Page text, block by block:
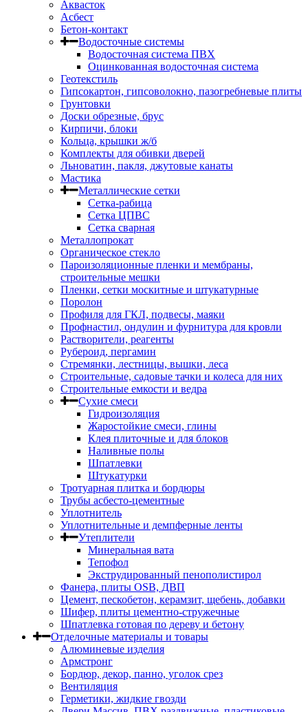
Аквасток
Асбест
Бетон-контакт
Водосточные системы
Водосточная система ПВХ
Оцинкованная водосточная система
Геотекстиль
Гипсокартон, гипсоволокно, пазогребневые плиты
Грунтовки
Доски обрезные, брус
Кирпичи, блоки
Кольца, крышки ж/б
Комплекты для обивки дверей
Льноватин, пакля, джутовые канаты
Мастика
Металлические сетки
Сетка-рабица
Сетка ЦПВС
Сетка сварная
Металлопрокат
Органическое стекло
Пароизоляционные пленки и мембраны,
строительные мешки
Пленки, сетки москитные и штукатурные
Поролон
Профиля для ГКЛ, подвесы, маяки
Профнастил, ондулин и фурнитура для кровли
Растворители, реагенты
Рубероид, пергамин
Стремянки, лестницы, вышки, леса
Строительные, садовые тачки и колеса для них
Строительные емкости и ведра
Сухие смеси
Гидроизоляция
Жаростойкие смеси, глины
Клея плиточные и для блоков
Наливные полы
Шпатлевки
Штукатурки
Тротуарная плитка и бордюры
Трубы асбесто-цементные
Уплотнитель
Уплотнительные и демпферные ленты
Утеплители
Минеральная вата
Тепофол
Экструдированный пенополистирол
Фанера, плиты OSB, ДВП
Цемент, пескобетон, керамзит, щебень, добавки
Шифер, плиты цементно-стружечные
Шпатлевка готовая по дереву и бетону
Отделочные материалы и товары
Алюминевые изделия
Армстронг
Бордюр, декор, панно, уголок срез
Вентиляция
Герметики, жидкие гвозди